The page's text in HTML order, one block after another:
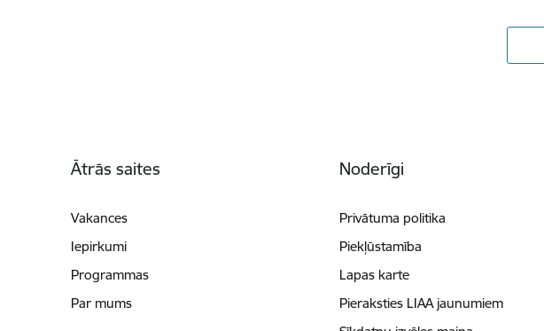
Ātrās saites
Vakances
Iepirkumi
Programmas
Par mums
Noderīgi
Privātuma politika
Piekļūstamība
Lapas karte
Pieraksties LIAA jaunumiem